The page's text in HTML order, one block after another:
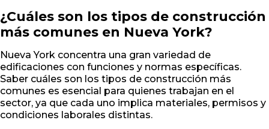
¿Cuáles son los tipos de construcción
más comunes en Nueva York?
Nueva York concentra una gran variedad de
edificaciones con funciones y normas específicas.
Saber cuáles son los tipos de construcción más
comunes es esencial para quienes trabajan en el
sector, ya que cada uno implica materiales, permisos y
condiciones laborales distintas.